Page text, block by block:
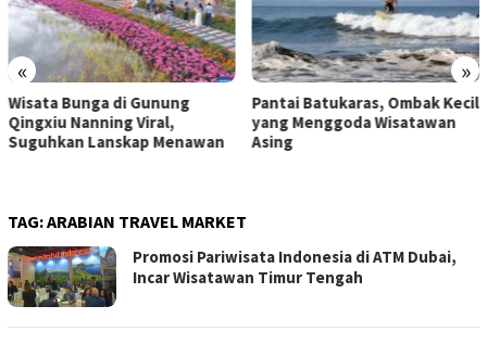
« »
Pantai Batukaras, Ombak Kecil
yang Menggoda Wisatawan
Asing
Senja di Pantai Pangandaran,
Wisatawan Menikmati Sore
dengan Bermain hingga
TAG:ARABIAN TRAVEL MARKET
Promosi Pariwisata Indonesia di ATM Dubai,
Incar Wisatawan Timur Tengah